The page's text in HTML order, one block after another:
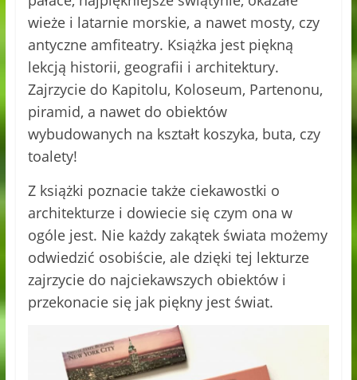
wieże i latarnie morskie, a nawet mosty, czy
antyczne amfiteatry. Książka jest piękną
lekcją historii, geografii i architektury.
Zajrzycie do Kapitolu, Koloseum, Partenonu,
piramid, a nawet do obiektów
wybudowanych na kształt koszyka, buta, czy
toalety!
Z książki poznacie także ciekawostki o
architekturze i dowiecie się czym ona w
ogóle jest. Nie każdy zakątek świata możemy
odwiedzić osobiście, ale dzięki tej lekturze
zajrzycie do najciekawszych obiektów i
przekonacie się jak piękny jest świat.